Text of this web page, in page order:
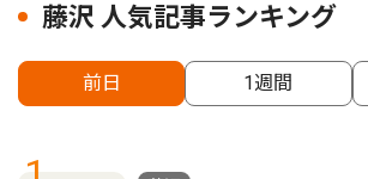
藤沢 人気記事ランキング
前日 1週間